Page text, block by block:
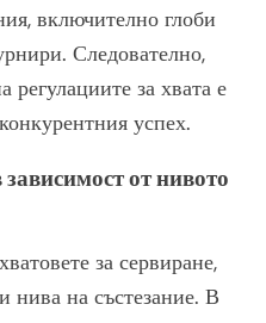
включително глоби
Следователно,
регулациите за хвата е
успех.
от нивото
за сервиране,
нива на състезание. В